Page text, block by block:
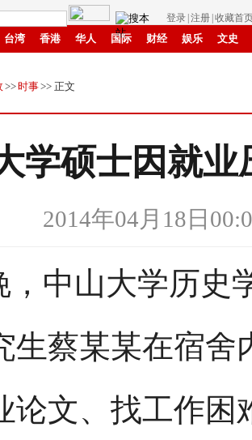
登录 注册 收藏首
台湾 香港 华人 国际 财经 娱乐 文史
>> 时事>> 正文
学硕士因就
2014年04月18日
，中山大学历史
生蔡某某在宿舍
论文、找工作困